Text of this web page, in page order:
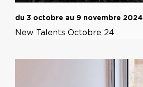
du 3 octobre au 9 novembre 2024
New Talents Octobre 24